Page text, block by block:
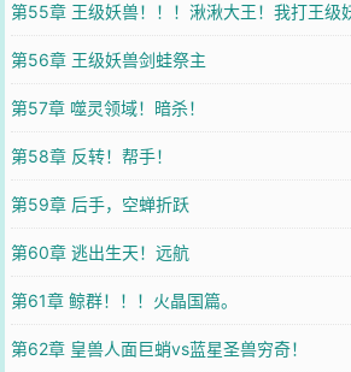
第55章 王级妖兽！！！湫湫大王！我打王级
第56章 王级妖兽剑蛙祭主
第57章 噬灵领域！暗杀！
第58章 反转！帮手！
第59章 后手，空蝉折跃
第60章 逃出生天！远航
第61章 鲸群！！！火晶国篇。
第62章 皇兽人面巨蛸vs蓝星圣兽穷奇！